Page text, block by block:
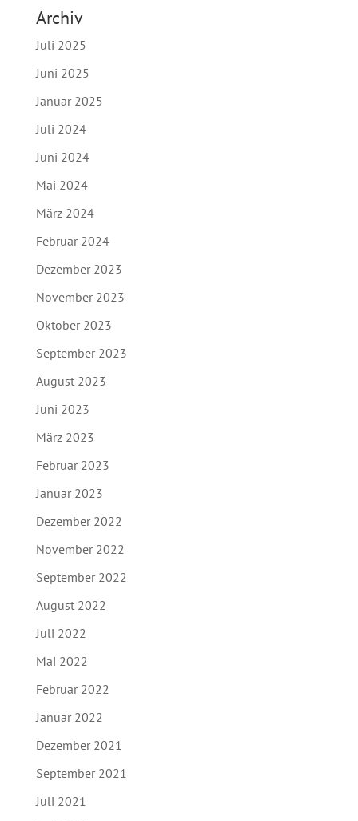
Archiv
Juli 2025
Juni 2025
Januar 2025
Juli 2024
Juni 2024
Mai 2024
März 2024
Februar 2024
Dezember 2023
November 2023
Oktober 2023
September 2023
August 2023
Juni 2023
März 2023
Februar 2023
Januar 2023
Dezember 2022
November 2022
September 2022
August 2022
Juli 2022
Mai 2022
Februar 2022
Januar 2022
Dezember 2021
September 2021
Juli 2021